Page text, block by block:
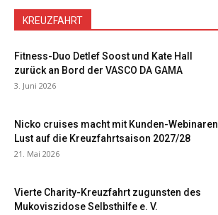
KREUZFAHRT
Fitness-Duo Detlef Soost und Kate Hall
zurück an Bord der VASCO DA GAMA
3. Juni 2026
Nicko cruises macht mit Kunden-Webinaren
Lust auf die Kreuzfahrtsaison 2027/28
21. Mai 2026
Vierte Charity-Kreuzfahrt zugunsten des
Mukoviszidose Selbsthilfe e. V.